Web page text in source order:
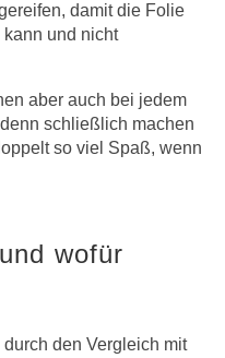
damit die Folie
und nicht
aber auch bei jedem
schließlich machen
so viel Spaß, wenn
wofür
den Vergleich mit